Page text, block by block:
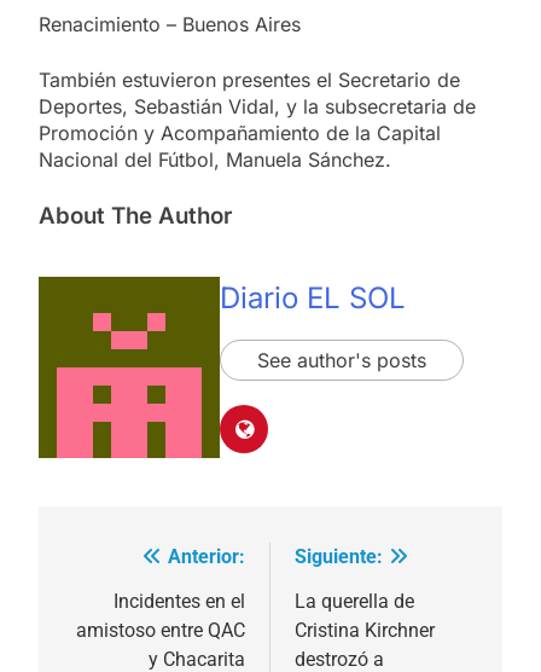
Renacimiento – Buenos Aires
También estuvieron presentes el Secretario de
Deportes, Sebastián Vidal, y la subsecretaria de
Promoción y Acompañamiento de la Capital
Nacional del Fútbol, Manuela Sánchez.
About The Author
Diario EL SOL
See author's posts
Navegación
entradas
Anterior:
Incidentes en el
amistoso entre QAC
y Chacarita
Siguiente:
La querella de
Cristina Kirchner
destrozó a